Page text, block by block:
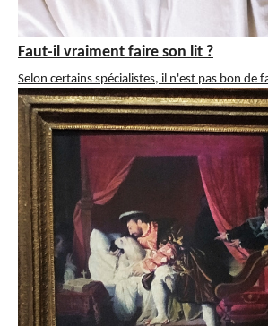
Faut-il vraiment faire son lit ?
Selon certains spécialistes, il n'est pas bon de